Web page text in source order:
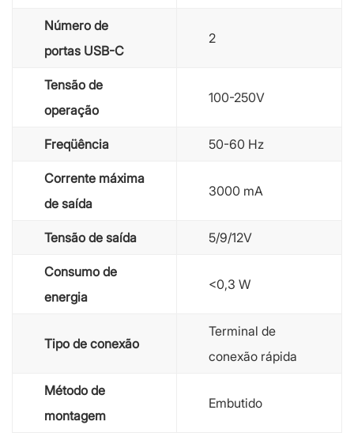
Número de
portas USB-C
2
Tensão de
operação
100-250V
Freqüência 50-60 Hz
Corrente máxima
de saída
3000 mA
Tensão de saída 5/9/12V
Consumo de
energia
<0,3 W
Tipo de conexão
Terminal de
conexão rápida
Método de
montagem
Embutido